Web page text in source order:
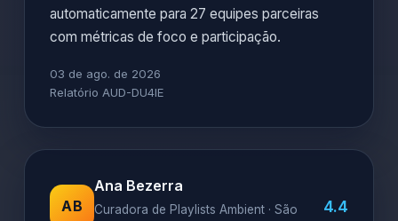
automaticamente para 27 equipes parceiras
com métricas de foco e participação.
03 de ago. de 2026
Relatório AUD-DU4IE
AB
Ana Bezerra
Curadora de Playlists Ambient · São 4.4